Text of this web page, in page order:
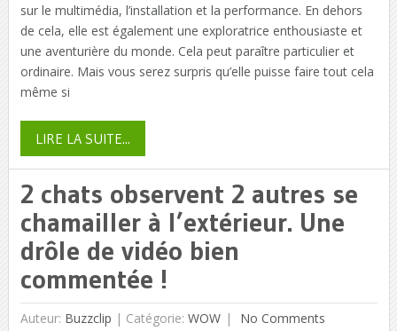
sur le multimédia, l’installation et la performance. En dehors
de cela, elle est également une exploratrice enthousiaste et
une aventurière du monde. Cela peut paraître particulier et
ordinaire. Mais vous serez surpris qu’elle puisse faire tout cela
même si
LIRE LA SUITE...
2 chats observent 2 autres se
chamailler à l’extérieur. Une
drôle de vidéo bien
commentée !
Auteur: Buzzclip | Catégorie: WOW No Comments